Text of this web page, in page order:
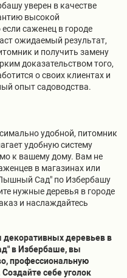
уверен в качестве
высокой
саженец в городе
ожидаемый результат,
и получить замену
доказательством того,
о своих клиентах и
опыт садоводства.
удобной, питомник
удобную систему
к вашему дому. Вам не
в магазинах или
Сад" по Избербашу
нужные деревья в городе
и наслаждайтесь
деревьев в
в Избербаше, вы
профессиональную
себе уголок